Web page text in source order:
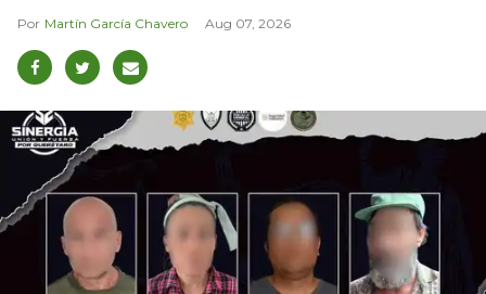
Martín García Chavero Aug 07, 2026